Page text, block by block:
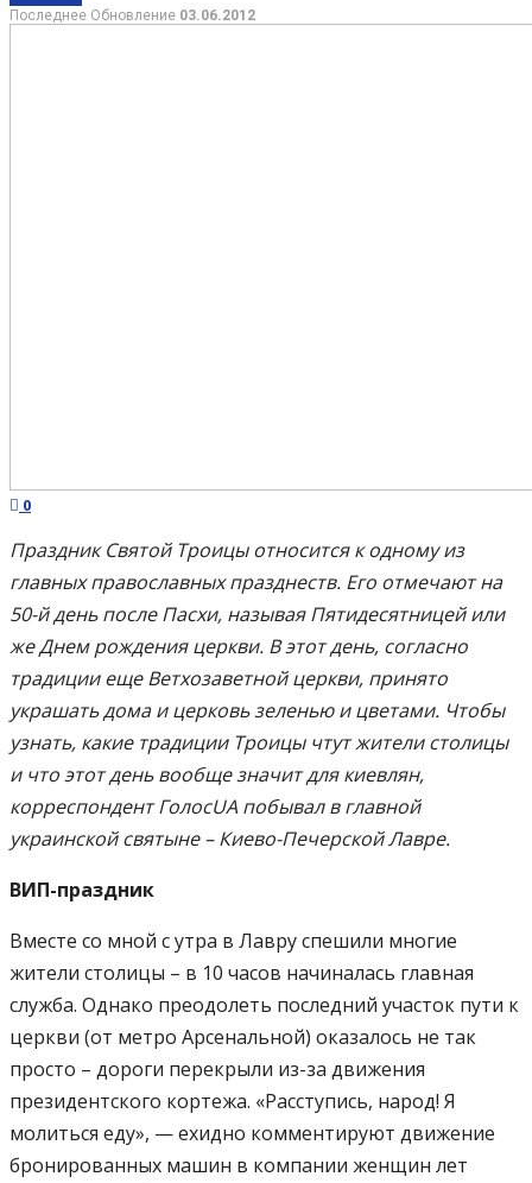
Последнее Обновление 03.06.2012
0
Праздник Святой Троицы относится к одному из
главных православных празднеств. Его отмечают на
50-й день после Пасхи, называя Пятидесятницей или
же Днем рождения церкви. В этот день, согласно
традиции еще Ветхозаветной церкви, принято
украшать дома и церковь зеленью и цветами. Чтобы
узнать, какие традиции Троицы чтут жители столицы
и что этот день вообще значит для киевлян,
корреспондент ГолосUA побывал в главной
украинской святыне – Киево-Печерской Лавре.
ВИП-праздник
Вместе со мной с утра в Лавру спешили многие
жители столицы – в 10 часов начиналась главная
служба. Однако преодолеть последний участок пути к
церкви (от метро Арсенальной) оказалось не так
просто – дороги перекрыли из-за движения
президентского кортежа. «Расступись, народ! Я
молиться еду», — ехидно комментируют движение
бронированных машин в компании женщин лет